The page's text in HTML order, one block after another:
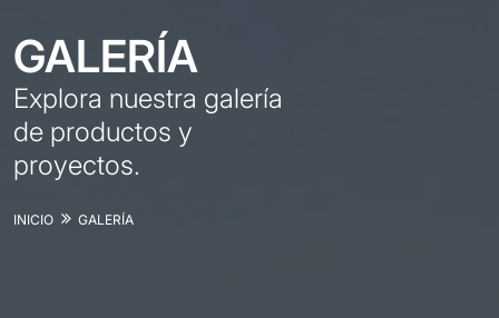
GALERÍA
Explora nuestra galería
de productos y
proyectos.
INICIO GALERÍA